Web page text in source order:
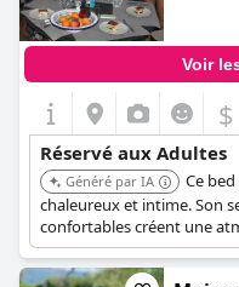
Voir
$
Réservé aux Adultes
Généré par IA
Ce
chaleureux et intime. Son
confortables créent une
adultes.